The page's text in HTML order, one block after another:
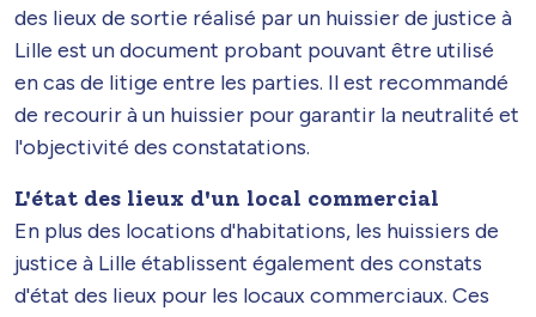
des lieux de sortie réalisé par un huissier de justice à
Lille est un document probant pouvant être utilisé
en cas de litige entre les parties. Il est recommandé
de recourir à un huissier pour garantir la neutralité et
l'objectivité des constatations.
L'état des lieux d'un local commercial
En plus des locations d'habitations, les huissiers de
justice à Lille établissent également des constats
d'état des lieux pour les locaux commerciaux. Ces